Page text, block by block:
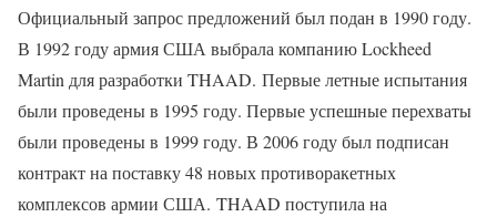
Официальный запрос предложений был подан в 1990 году.
В 1992 году армия США выбрала компанию Lockheed
Martin для разработки THAAD. Первые летные испытания
были проведены в 1995 году. Первые успешные перехваты
были проведены в 1999 году. В 2006 году был подписан
контракт на поставку 48 новых противоракетных
комплексов армии США. THAAD поступила на